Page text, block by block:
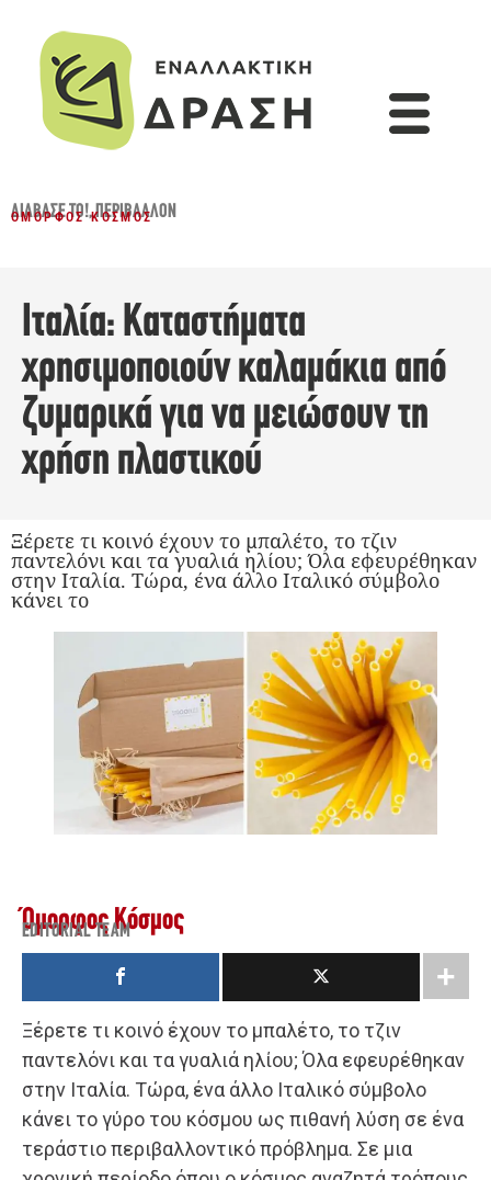
ΔΙΆΒΑΣΈ ΤΟ!,ΠΕΡΙΒΆΛΛΟΝ
ΌΜΟΡΦΟΣ ΚΌΣΜΟΣ
Ιταλία: Καταστήματα
χρησιμοποιούν καλαμάκια από
ζυμαρικά για να μειώσουν τη
χρήση πλαστικού
Ξέρετε τι κοινό έχουν το μπαλέτο, το τζιν
παντελόνι και τα γυαλιά ηλίου; Όλα εφευρέθηκαν
στην Ιταλία. Τώρα, ένα άλλο Ιταλικό σύμβολο
κάνει το
Όμορφος Κόσμος
EDITORIAL TEAM
Ξέρετε τι κοινό έχουν το μπαλέτο, το τζιν
παντελόνι και τα γυαλιά ηλίου; Όλα εφευρέθηκαν
στην Ιταλία. Τώρα, ένα άλλο Ιταλικό σύμβολο
κάνει το γύρο του κόσμου ως πιθανή λύση σε ένα
τεράστιο περιβαλλοντικό πρόβλημα. Σε μια